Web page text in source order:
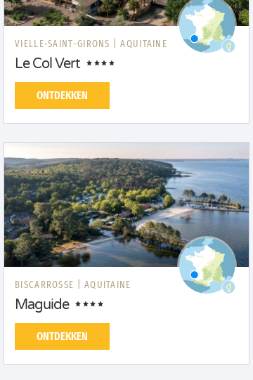
VIELLE-SAINT-GIRONS | AQUITAINE
Le Col Vert
ONTDEKKEN
BISCARROSSE | AQUITAINE
Maguide
ONTDEKKEN